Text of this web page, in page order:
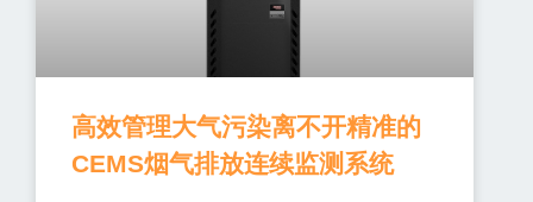
高效管理大气污染离不开精准的
CEMS烟气排放连续监测系统